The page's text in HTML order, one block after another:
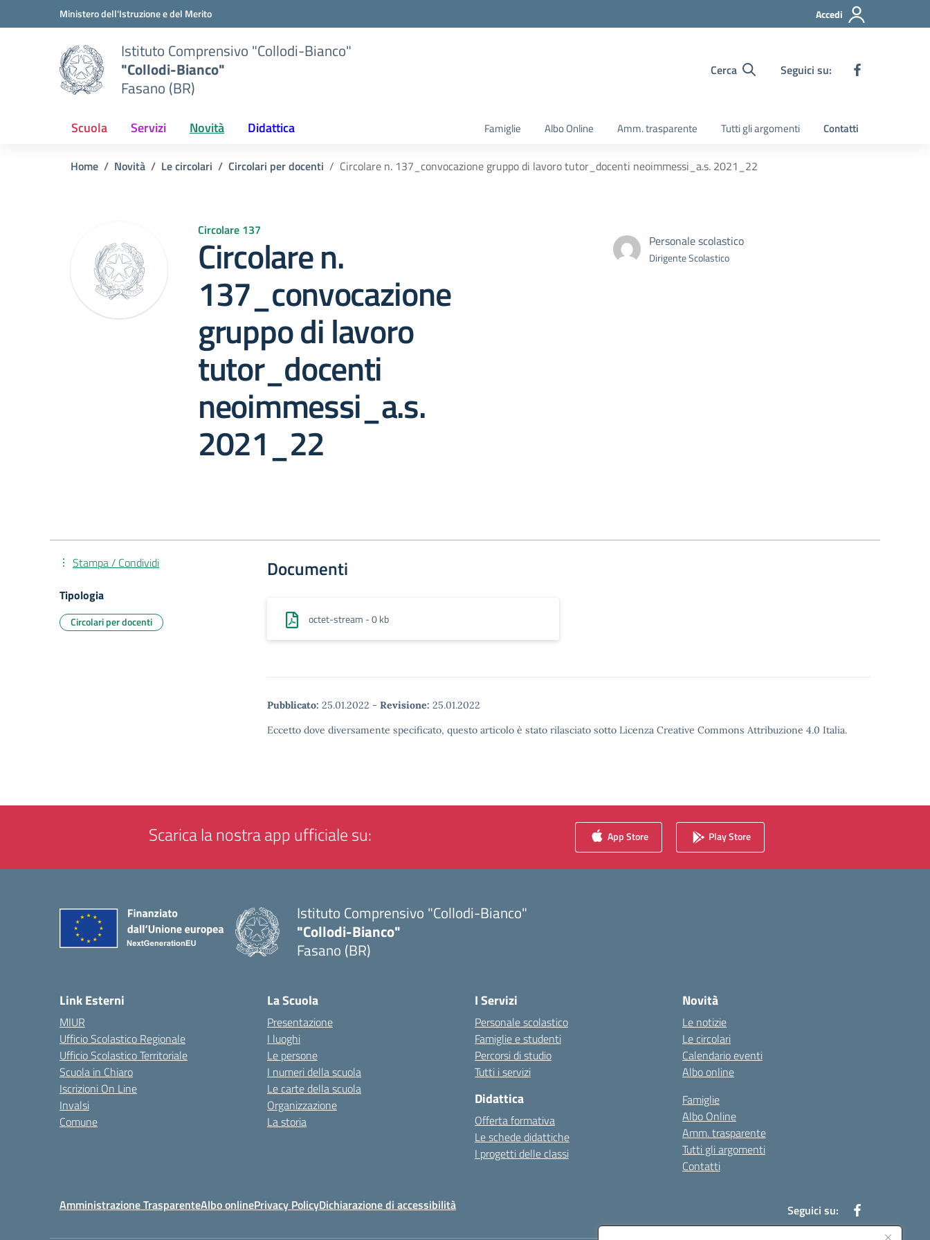
Vai ai contenuti
Vai al menu di navigazioneMinistero dell'Istruzione e del Merito Accedi
Istituto Comprensivo "Collodi-Bianco"
"Collodi-Bianco"
Fasano (BR)
Cerca Seguici su:
Scuola Servizi Novità Didattica Famiglie Albo Online Amm. trasparente Tutti gli argomenti Contatti
Home Novità Le circolari Circolari per docenti Circolare n. 137_convocazione gruppo di lavoro tutor_docenti neoimmessi_a.s. 2021_22
Circolare 137
Circolare n.
137_convocazione
gruppo di lavoro
tutor_docenti
neoimmessi_a.s.
2021_22
Personale scolastico
Dirigente Scolastico
Documenti
octet-stream - 0 kb
Pubblicato: 25.01.2022 - Revisione: 25.01.2022
Eccetto dove diversamente specificato, questo articolo è stato rilasciato sotto Licenza Creative Commons Attribuzione 4.0 Italia.
Stampa / Condividi
Tipologia
Circolari per docenti
Scarica la nostra app ufficiale su: App Store Play Store
Istituto Comprensivo "Collodi-Bianco"
"Collodi-Bianco"
Fasano (BR)
Link Esterni
MIUR
Ufficio Scolastico Regionale
Ufficio Scolastico Territoriale
Scuola in Chiaro
Iscrizioni On Line
Invalsi
Comune
La Scuola
Presentazione
I luoghi
Le persone
I numeri della scuola
Le carte della scuola
Organizzazione
La storia
I Servizi
Personale scolastico
Famiglie e studenti
Percorsi di studio
Tutti i servizi
Didattica
Offerta formativa
Le schede didattiche
I progetti delle classi
Novità
Le notizie
Le circolari
Calendario eventi
Albo online
Famiglie
Albo Online
Amm. trasparente
Tutti gli argomenti
Contatti
Amministrazione TrasparenteAlbo onlinePrivacy PolicyDichiarazione di accessibilità Seguici su: